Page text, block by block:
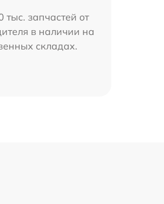
тыс. запчастей от
в наличии на
складах.